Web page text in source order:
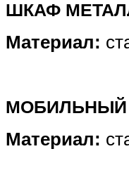
ШКАФ
Материал:
МОБИЛЬНЫЙ
Материал: